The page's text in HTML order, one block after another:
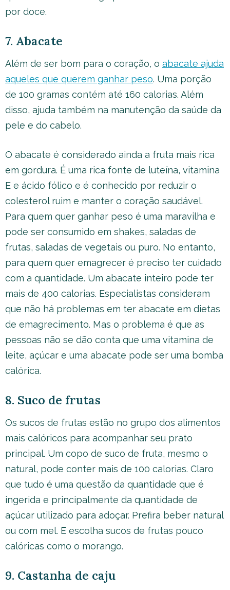
por doce.
7. Abacate
Além de ser bom para o coração, o abacate ajuda
aqueles que querem ganhar peso. Uma porção
de 100 gramas contém até 160 calorias. Além
disso, ajuda também na manutenção da saúde da
pele e do cabelo.
O abacate é considerado ainda a fruta mais rica
em gordura. É uma rica fonte de luteína, vitamina
E e ácido fólico e é conhecido por reduzir o
colesterol ruim e manter o coração saudável.
Para quem quer ganhar peso é uma maravilha e
pode ser consumido em shakes, saladas de
frutas, saladas de vegetais ou puro. No entanto,
para quem quer emagrecer é preciso ter cuidado
com a quantidade. Um abacate inteiro pode ter
mais de 400 calorias. Especialistas consideram
que não há problemas em ter abacate em dietas
de emagrecimento. Mas o problema é que as
pessoas não se dão conta que uma vitamina de
leite, açúcar e uma abacate pode ser uma bomba
calórica.
8. Suco de frutas
Os sucos de frutas estão no grupo dos alimentos
mais calóricos para acompanhar seu prato
principal. Um copo de suco de fruta, mesmo o
natural, pode conter mais de 100 calorias. Claro
que tudo é uma questão da quantidade que é
ingerida e principalmente da quantidade de
açúcar utilizado para adoçar. Prefira beber natural
ou com mel. E escolha sucos de frutas pouco
calóricas como o morango.
9. Castanha de caju